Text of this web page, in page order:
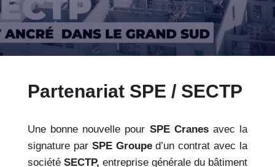
Partenariat SPE / SECTP
Une bonne nouvelle pour SPE Cranes avec la
signature par SPE Grouped’un contrat avec la
société SECTP, entreprise générale du bâtiment